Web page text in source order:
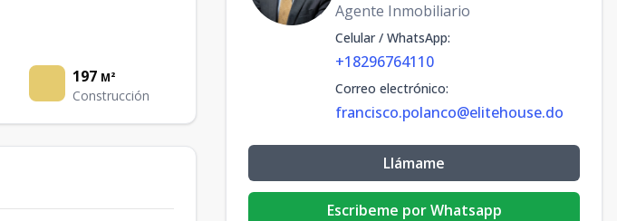
197 M²
Construcción
Agente Inmobiliario
Celular / WhatsApp:
+18296764110
Correo electrónico:
francisco.polanco@elitehouse.do
Llámame
Escribeme por Whatsapp